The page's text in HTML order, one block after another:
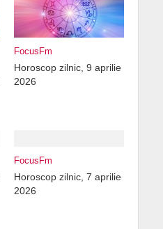
FocusFm
Horoscop zilnic, 9 aprilie
2026
FocusFm
Horoscop zilnic, 7 aprilie
2026